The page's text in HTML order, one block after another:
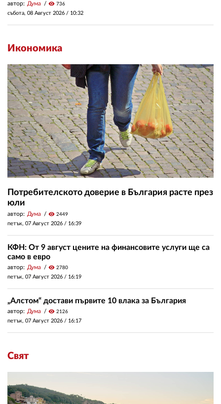
автор: Дума visibility 736
събота, 08 Август 2026 / 10:32
Икономика
Потребителското доверие в България расте през
юли
автор: Дума visibility 2449
петък, 07 Август 2026 / 16:39
КФН: От 9 август цените на финансовите услуги ще са
само в евро
автор: Дума visibility 2780
петък, 07 Август 2026 / 16:19
„Алстом“ достави първите 10 влака за България
автор: Дума visibility 2126
петък, 07 Август 2026 / 16:17
Свят